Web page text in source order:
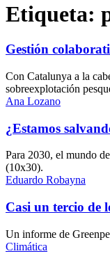
Etiqueta:
Gestión
Con Catalunya a la
sobreexplotación
Ana Lozano
¿Estamos
Para 2030, el mundo
(10x30).
Eduardo Robayna
Casi un tercio de
Un informe de
Climática